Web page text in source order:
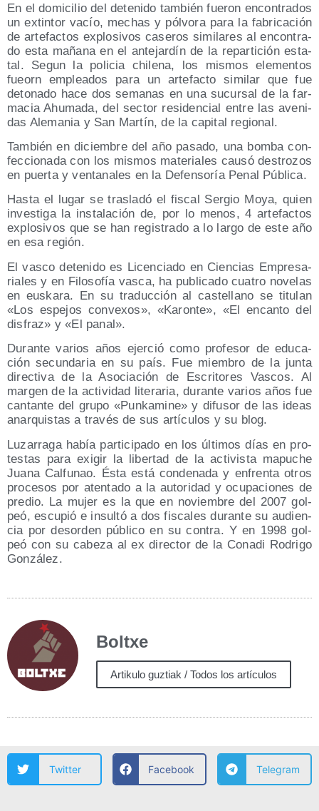
En el domi­ci­lio del dete­ni­do tam­bién fue­ron encon­tra­dos
un extin­tor vacío, mechas y pól­vo­ra para la fabri­ca­ción
de arte­fac­tos explo­si­vos case­ros simi­la­res al encon­tra­
do esta maña­na en el ante­jar­dín de la repar­ti­ción esta­
tal. Segun la poli­cia chi­le­na, los mis­mos ele­men­tos
fueorn emplea­dos para un arte­fac­to simi­lar que fue
deto­na­do hace dos sema­nas en una sucur­sal de la far­
ma­cia Ahu­ma­da, del sec­tor resi­den­cial entre las ave­ni­
das Ale­ma­nia y San Mar­tín, de la capi­tal regional.
Tam­bién en diciem­bre del año pasa­do, una bom­ba con­
fec­cio­na­da con los mis­mos mate­ria­les cau­só des­tro­zos
en puer­ta y ven­ta­na­les en la Defen­so­ría Penal Pública.
Has­ta el lugar se tras­la­dó el fis­cal Ser­gio Moya, quien
inves­ti­ga la ins­ta­la­ción de, por lo menos, 4 arte­fac­tos
explo­si­vos que se han regis­tra­do a lo lar­go de este año
en esa región.
El vas­co dete­ni­do es Licen­cia­do en Cien­cias Empre­sa­
ria­les y en Filo­so­fía vas­ca, ha publi­ca­do cua­tro nove­las
en eus­ka­ra. En su tra­duc­ción al cas­te­llano se titu­lan
«Los espe­jos con­ve­xos», «Karon­te», «El encan­to del
dis­fraz» y «El panal».
Duran­te varios años ejer­ció como pro­fe­sor de edu­ca­
ción secun­da­ria en su país. Fue miem­bro de la jun­ta
direc­ti­va de la Aso­cia­ción de Escri­to­res Vas­cos. Al
mar­gen de la acti­vi­dad lite­ra­ria, duran­te varios años fue
can­tan­te del gru­po «Pun­ka­mi­ne» y difu­sor de las ideas
anar­quis­tas a tra­vés de sus artícu­los y su blog.
Luza­rra­ga había par­ti­ci­pa­do en los últi­mos días en pro­
tes­tas para exi­gir la liber­tad de la acti­vis­ta mapu­che
Jua­na Cal­fu­nao. Ésta está con­de­na­da y enfren­ta otros
pro­ce­sos por aten­ta­do a la auto­ri­dad y ocu­pa­cio­nes de
pre­dio. La mujer es la que en noviem­bre del 2007 gol­
peó, escu­pió e insul­tó a dos fis­ca­les duran­te su audien­
cia por des­or­den públi­co en su con­tra. Y en 1998 gol­
peó con su cabe­za al ex direc­tor de la Cona­di Rodri­go
González.
Boltxe
Artikulo guztiak / Todos los artículos
Twitter Facebook Telegram